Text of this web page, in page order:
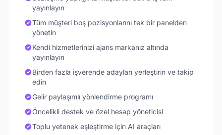
yayınlayın
Tüm müşteri boş pozisyonlarını tek bir panelden
yönetin
Kendi hizmetlerinizi ajans markanız altında
yayınlayın
Birden fazla işverende adayları yerleştirin ve takip
edin
Gelir paylaşımlı yönlendirme programı
Öncelikli destek ve özel hesap yöneticisi
Toplu yetenek eşleştirme için AI araçları